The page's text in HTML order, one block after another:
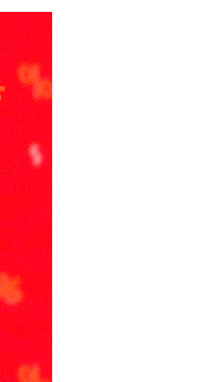
la
compartió en
del Mundial 2026.